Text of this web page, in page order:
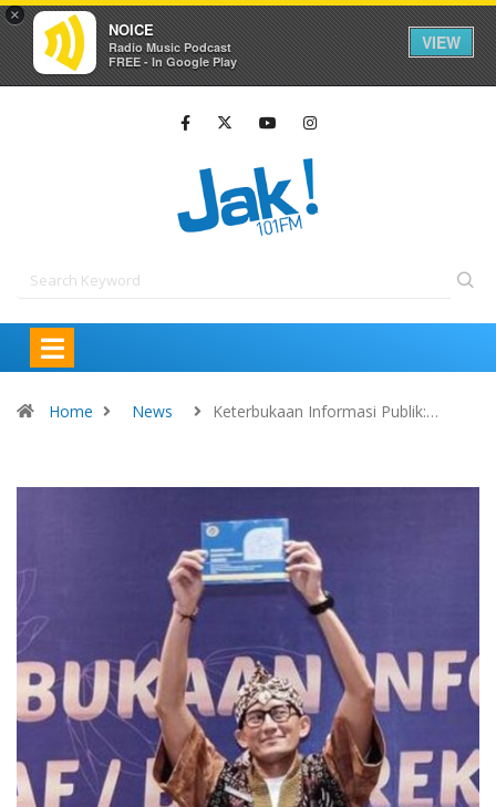
×
NOICE
Radio Music Podcast
FREE - In Google Play
VIEW
Home News Keterbukaan Informasi Publik:…